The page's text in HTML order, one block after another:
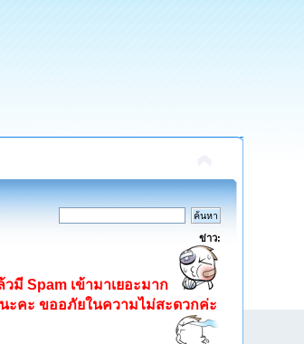
ข่าว:
มี Spam เข้ามาเยอะมาก
ะคะ ขออภัยในความไม่สะดวกค่ะ